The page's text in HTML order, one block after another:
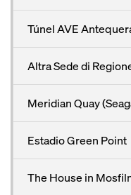
Túnel AVE
Altra Sede di
Meridian Quay
Estadio Green Point
The House in